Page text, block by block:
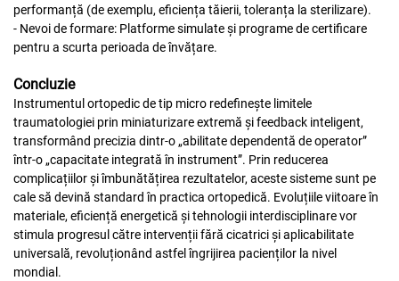
performanță (de exemplu, eficiența tăierii, toleranța la sterilizare).
- Nevoi de formare: Platforme simulate și programe de certificare
pentru a scurta perioada de învățare.
Concluzie
Instrumentul ortopedic de tip micro redefinește limitele
traumatologiei prin miniaturizare extremă și feedback inteligent,
transformând precizia dintr-o „abilitate dependentă de operator”
într-o „capacitate integrată în instrument”. Prin reducerea
complicațiilor și îmbunătățirea rezultatelor, aceste sisteme sunt pe
cale să devină standard în practica ortopedică. Evoluțiile viitoare în
materiale, eficiență energetică și tehnologii interdisciplinare vor
stimula progresul către intervenții fără cicatrici și aplicabilitate
universală, revoluționând astfel îngrijirea pacienților la nivel
mondial.